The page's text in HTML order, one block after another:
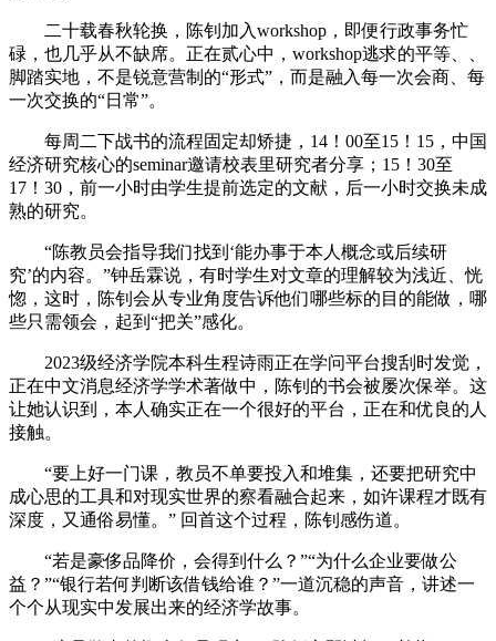
二十载春秋轮换，陈钊加入workshop，即便行政事务忙
碌，也几乎从不缺席。正在贰心中，workshop逃求的平等、、
脚踏实地，不是锐意营制的“形式”，而是融入每一次会商、每
一次交换的“日常”。
每周二下战书的流程固定却矫捷，14！00至15！15，中国
经济研究核心的seminar邀请校表里研究者分享；15！30至
17！30，前一小时由学生提前选定的文献，后一小时交换未成
熟的研究。
“陈教员会指导我们找到‘能办事于本人概念或后续研
究’的内容。”钟岳霖说，有时学生对文章的理解较为浅近、恍
惚，这时，陈钊会从专业角度告诉他们哪些标的目的能做，哪
些只需领会，起到“把关”感化。
2023级经济学院本科生程诗雨正在学问平台搜刮时发觉，
正在中文消息经济学学术著做中，陈钊的书会被屡次保举。这
让她认识到，本人确实正在一个很好的平台，正在和优良的人
接触。
“要上好一门课，教员不单要投入和堆集，还要把研究中
成心思的工具和对现实世界的察看融合起来，如许课程才既有
深度，又通俗易懂。” 回首这个过程，陈钊感伤道。
“若是豪侈品降价，会得到什么？”“为什么企业要做公
益？”“银行若何判断该借钱给谁？”一道沉稳的声音，讲述一
个个从现实中发展出来的经济学故事。